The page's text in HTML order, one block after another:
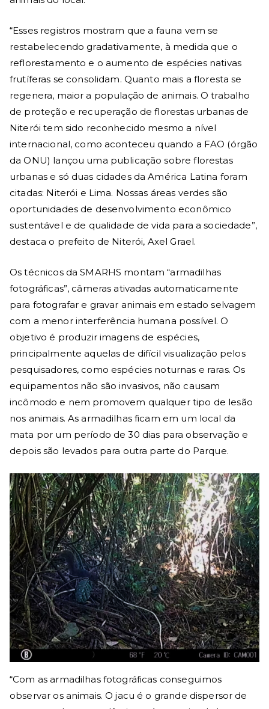
“Esses registros mostram que a fauna vem se
restabelecendo gradativamente, à medida que o
reflorestamento e o aumento de espécies nativas
frutíferas se consolidam. Quanto mais a floresta se
regenera, maior a população de animais. O trabalho
de proteção e recuperação de florestas urbanas de
Niterói tem sido reconhecido mesmo a nível
internacional, como aconteceu quando a FAO (órgão
da ONU) lançou uma publicação sobre florestas
urbanas e só duas cidades da América Latina foram
citadas: Niterói e Lima. Nossas áreas verdes são
oportunidades de desenvolvimento econômico
sustentável e de qualidade de vida para a sociedade”,
destaca o prefeito de Niterói, Axel Grael.
Os técnicos da SMARHS montam “armadilhas
fotográficas”, câmeras ativadas automaticamente
para fotografar e gravar animais em estado selvagem
com a menor interferência humana possível. O
objetivo é produzir imagens de espécies,
principalmente aquelas de difícil visualização pelos
pesquisadores, como espécies noturnas e raras. Os
equipamentos não são invasivos, não causam
incômodo e nem promovem qualquer tipo de lesão
nos animais. As armadilhas ficam em um local da
mata por um período de 30 dias para observação e
depois são levados para outra parte do Parque.
“Com as armadilhas fotográficas conseguimos
observar os animais. O jacu é o grande dispersor de